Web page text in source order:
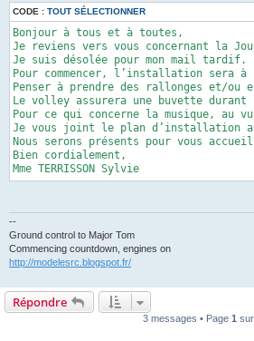
s
a
g
e
n
o
n
l
u
CODE : TOUT SÉLECTIONNER
Bonjour à tous et à toutes,
Je reviens vers vous concernant la
Je suis désolée pour mon mail tardif.
Pour commencer, l’installation sera
Penser à prendre des rallonges et/ou
Le volley assurera une buvette
Pour ce qui concerne la musique, au
Je vous joint le plan d’installation
Nous serons présents pour vous
Bien cordialement,
Mme TERRISSON Sylvie
--
Ground control to Major Tom
Commencing countdown, engines on
http://modelesrc.blogspot.fr/
Répondre
3 messages • Page 1 sur